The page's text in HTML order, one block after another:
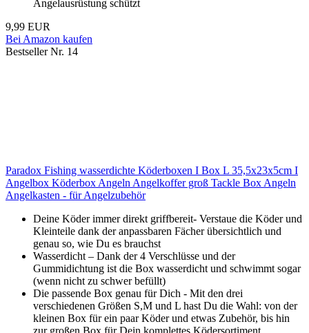
Angelausrüstung schützt
9,99 EUR
Bei Amazon kaufen
Bestseller Nr. 14
Paradox Fishing wasserdichte Köderboxen I Box L 35,5x23x5cm I
Angelbox Köderbox Angeln Angelkoffer groß Tackle Box Angeln
Angelkasten - für Angelzubehör
Deine Köder immer direkt griffbereit- Verstaue die Köder und
Kleinteile dank der anpassbaren Fächer übersichtlich und
genau so, wie Du es brauchst
Wasserdicht – Dank der 4 Verschlüsse und der
Gummidichtung ist die Box wasserdicht und schwimmt sogar
(wenn nicht zu schwer befüllt)
Die passende Box genau für Dich - Mit den drei
verschiedenen Größen S,M und L hast Du die Wahl: von der
kleinen Box für ein paar Köder und etwas Zubehör, bis hin